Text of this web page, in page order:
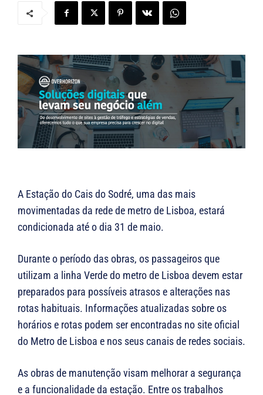
A Estação do Cais do Sodré, uma das mais
movimentadas da rede de metro de Lisboa, estará
condicionada até o dia 31 de maio.
Durante o período das obras, os passageiros que
utilizam a linha Verde do metro de Lisboa devem estar
preparados para possíveis atrasos e alterações nas
rotas habituais. Informações atualizadas sobre os
horários e rotas podem ser encontradas no site oficial
do Metro de Lisboa e nos seus canais de redes sociais.
As obras de manutenção visam melhorar a segurança
e a funcionalidade da estação. Entre os trabalhos